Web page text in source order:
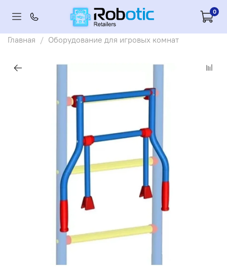
0
Главная Оборудование для игровых комнат